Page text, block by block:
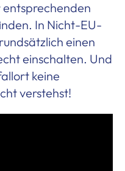
In Nicht-EU-
einen
einschalten. Und
keine
verstehst!